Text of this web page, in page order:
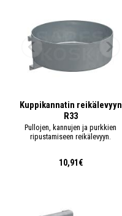
Kuppikannatin reikälevyyn
R33
Pullojen, kannujen ja purkkien
ripustamiseen reikälevyyn.
10,91€